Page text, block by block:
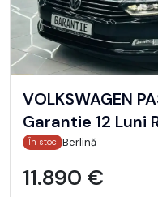
VOLKSWAGEN
Garantie 12 Luni
În stoc Berlină
11.890 €